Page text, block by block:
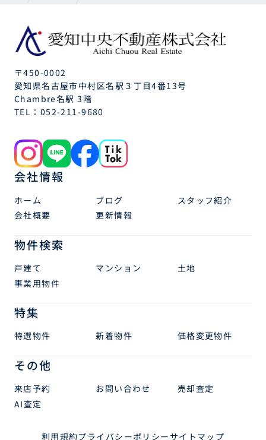
〒450-0002
愛知県名古屋市中村区名駅３丁目4番13号
Chambre名駅 3階
TEL： 052-211-9680
会社情報
ホーム ブログ
スタッフ紹介
会社概要
更新情報
物件検索
戸建て マンション
土地
事業用物件
特集
特選物件 新着物件 価格変更物件
その他
来店予約 お問い合わせ
売却査定
AI査定
利用規約プライバシーポリシーサイトマップ